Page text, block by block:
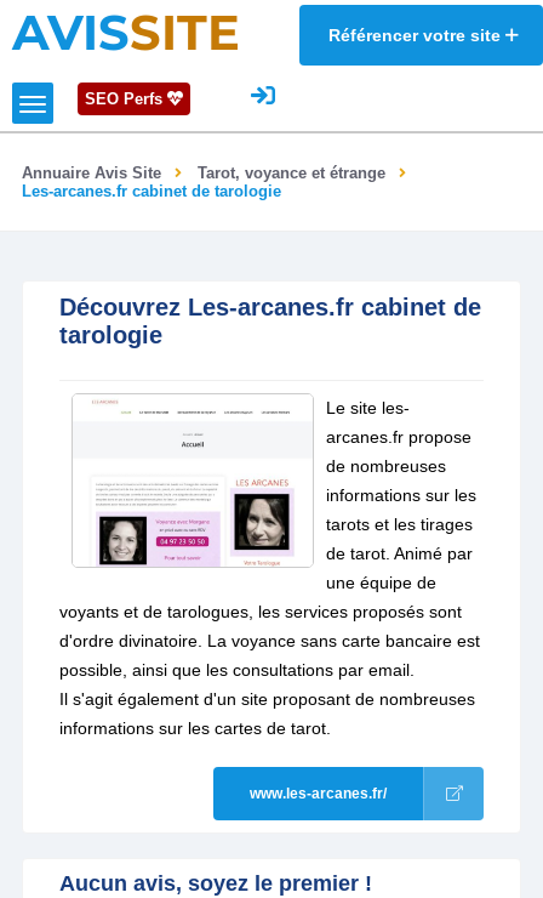
AVISSITE Référencer votre site
SEO Perfs
Annuaire Avis Site
Tarot, voyance et étrange
Les-arcanes.fr cabinet de tarologie
Découvrez Les-arcanes.fr cabinet de
tarologie
Le site les-
arcanes.fr propose
de nombreuses
informations sur les
tarots et les tirages
de tarot. Animé par
une équipe de
voyants et de tarologues, les services proposés sont
d'ordre divinatoire. La voyance sans carte bancaire est
possible, ainsi que les consultations par email.
Il s'agit également d'un site proposant de nombreuses
informations sur les cartes de tarot.
www.les-arcanes.fr/
Aucun avis, soyez le premier !